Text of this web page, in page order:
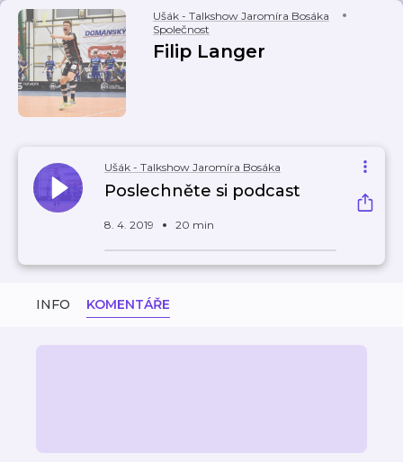
Ušák - Talkshow Jaromíra Bosáka
Společnost
Filip Langer
Ušák - Talkshow Jaromíra Bosáka
Poslechněte si podcast
8. 4. 2019 20 min
INFO KOMENTÁŘE